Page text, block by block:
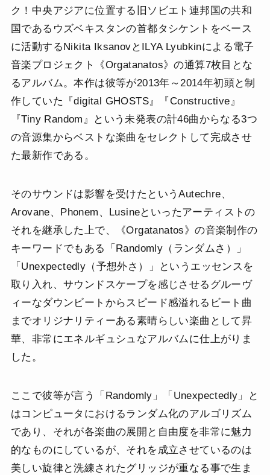
ク！中央アジアに位置する旧ソビエト連邦国の共和
国であるウズベキスタンの首都タシケントをベース
に活動するNikita IksanovとILYA Lyubkinによる電子
音楽プロジェクト《Orgatanatos》の通算7枚目とな
るアルバム。本作は彼等が2013年～2014年初頭と制
作していた『digital GHOSTS』『Constructive』
『Tiny Random』という未発表の計46曲からなる3つ
の音源集からベストな楽曲をセレクトして完成させ
た最新作である。
そのサウンドは影響を受けたというAutechre、
Arovane、Phonem、Lusineといったアーティストの
それを継承した上で、《Orgatanatos》の音楽制作の
キーワードでもある「Randomly（ランダムさ）」
「Unexpectedly（予想外さ）」というエッセンスを
取り入れ、サウンドスケープを感じさせるグルーヴ
ィーなダウンビートからスピード感溢れるビート曲
までオリジナリティーある素晴らしい楽曲として昇
華、非常にエネルギュシュなアルバムに仕上がりま
した。
ここで彼等が言う「Randomly」「Unexpectedly」と
はコンピュータにおけるランダム化のアルゴリズム
であり、それが各楽曲の展開と自由度を非常に魅力
的なものにしているが、それを成立させているのは
美しい旋律と洗練されたグリッジが重なる事で生ま